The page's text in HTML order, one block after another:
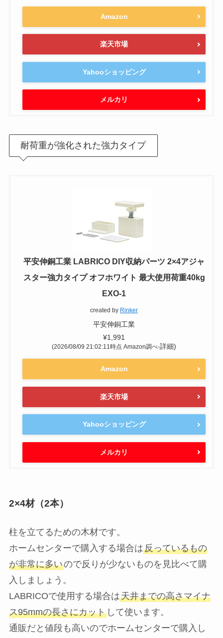
Amazon
楽天市場
Yahooショッピング
メルカリ
耐荷重が強化された強力タイプ
平安伸銅工業 LABRICO DIY収納パーツ 2×4アジャ
スター強力タイプ オフホワイト 最大使用荷重40kg
EXO-1
created by Rinker
平安伸銅工業
¥1,991
(2026/08/09 21:02:11時点 Amazon調べ-詳細)
Amazon
楽天市場
Yahooショッピング
メルカリ
2×4材（2本）
柱を立てるための木材です。
ホームセンターで購入する場合は反っているもの
が非常に多いので反りが少ないものを見比べて購
入しましょう。
LABRICOで使用する場合は天井までの高さマイナ
ス95mmの長さにカットして使います。
通販だと値段も高いのでホームセンターで購入し